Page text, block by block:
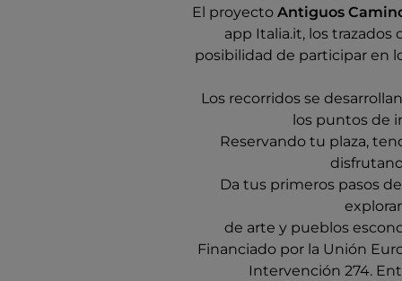
El proyecto Antiguos
app Italia.it, los
posibilidad de participar en
Los recorridos se
los puntos de
Reservando tu plaza,
Da tus primeros pasos
de arte y pueblos
Financiado por la Unión
Intervención 274.